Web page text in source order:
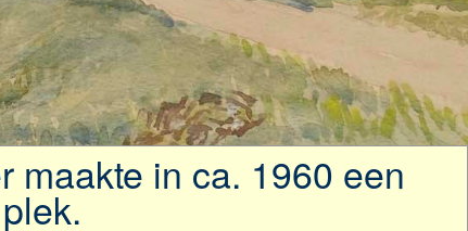
maakte in ca. 1960 een